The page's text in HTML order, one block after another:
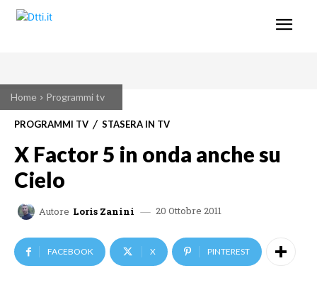
Home Programmi tv
PROGRAMMI TV STASERA IN TV
X Factor 5 in onda anche su
Cielo
Autore Loris Zanini 20 Ottobre 2011
FACEBOOK X PINTEREST